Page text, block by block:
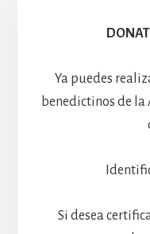
Ya puedes
benedictinos de la
Si desea